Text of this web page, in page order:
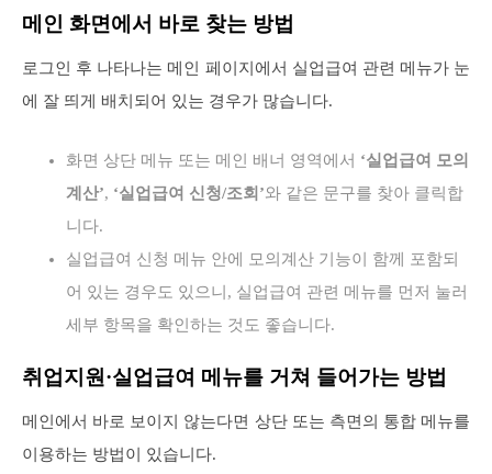
메인 화면에서 바로 찾는 방법
로그인 후 나타나는 메인 페이지에서 실업급여 관련 메뉴가 눈
에 잘 띄게 배치되어 있는 경우가 많습니다.
화면 상단 메뉴 또는 메인 배너 영역에서 ‘실업급여 모의
계산’, ‘실업급여 신청/조회’와 같은 문구를 찾아 클릭합
니다.
실업급여 신청 메뉴 안에 모의계산 기능이 함께 포함되
어 있는 경우도 있으니, 실업급여 관련 메뉴를 먼저 눌러
세부 항목을 확인하는 것도 좋습니다.
취업지원·실업급여 메뉴를 거쳐 들어가는 방법
메인에서 바로 보이지 않는다면 상단 또는 측면의 통합 메뉴를
이용하는 방법이 있습니다.